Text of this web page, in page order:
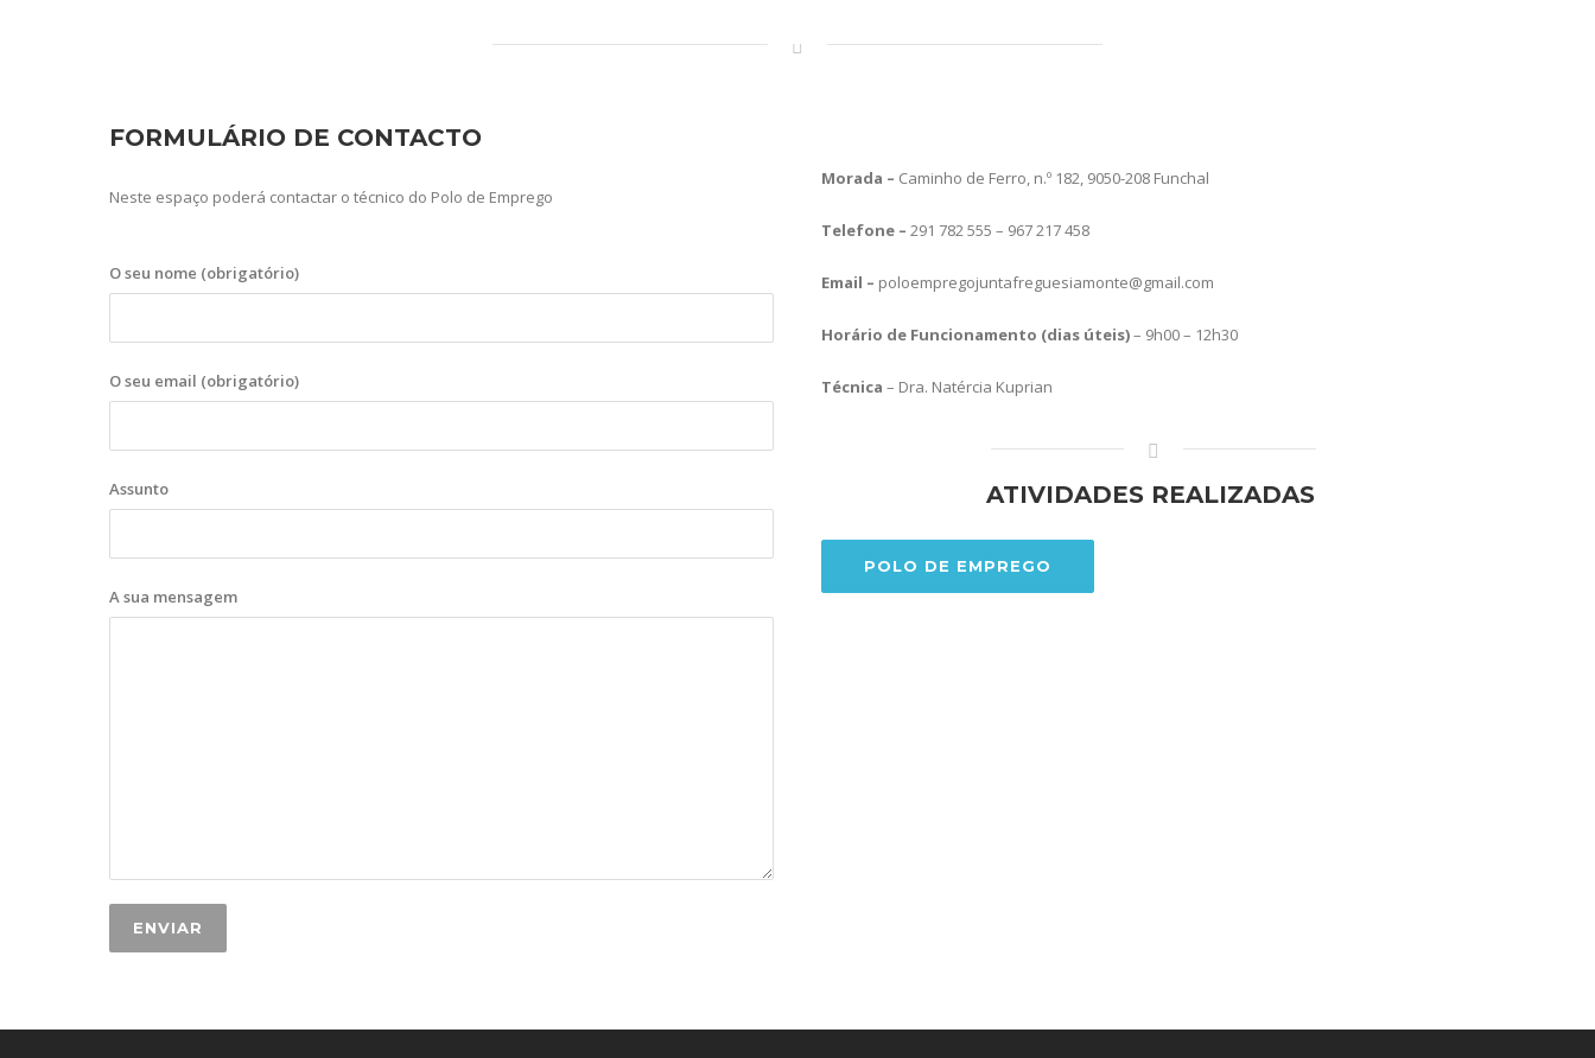
FORMULÁRIO DE CONTACTO
Neste espaço poderá contactar o técnico do Polo de Emprego
O seu nome (obrigatório)
O seu email (obrigatório)
Assunto
A sua mensagem
Morada – Caminho de Ferro, n.º 182, 9050-208 Funchal
Telefone – 291 782 555 – 967 217 458
Email – poloempregojuntafreguesiamonte@gmail.com
Horário de Funcionamento (dias úteis)– 9h00 – 12h30
Técnica – Dra. Natércia Kuprian
ATIVIDADES REALIZADAS
POLO DE EMPREGO